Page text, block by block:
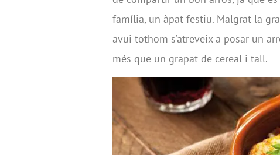
família, un àpat festiu. Malgrat la
avui tothom s’atreveix a posar un
més que un grapat de cereal i tall.